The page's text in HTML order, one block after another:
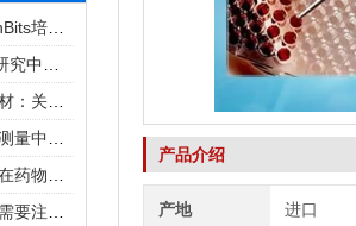
产品介绍
产地 进口